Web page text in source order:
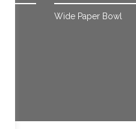
Wide Paper Bowl